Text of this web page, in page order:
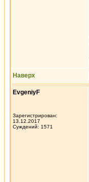
Наверх
EvgeniyF
Зарегистрирован:
13.12.2017
Суждений: 1571